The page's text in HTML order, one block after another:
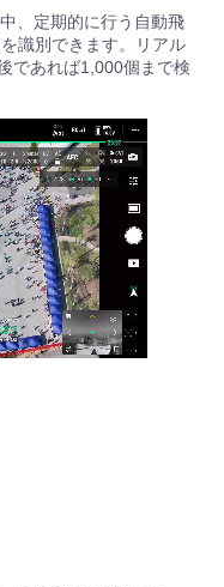
、定期的に行う自動飛
識別できます。リアル
であれば1,000個まで検